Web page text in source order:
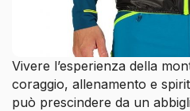
Vivere l’esperienza della
coraggio, allenamento e
può prescindere da un